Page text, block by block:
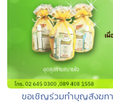
ขอเชิญร่วมทำบุญสังฆท